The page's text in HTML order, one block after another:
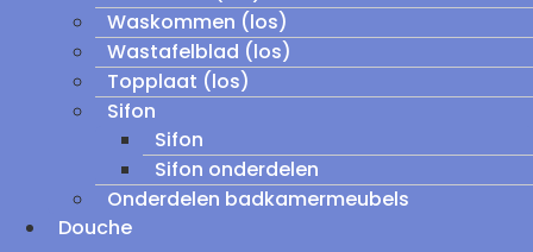
Waskommen (los)
Wastafelblad (los)
Topplaat (los)
Sifon
Sifon
Sifon onderdelen
Onderdelen badkamermeubels
Douche